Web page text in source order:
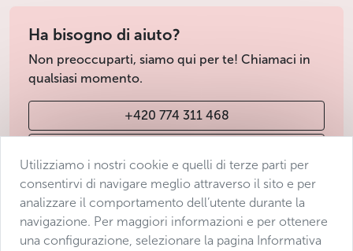
Ha bisogno di aiuto?
Non preoccuparti, siamo qui per te! Chiamaci in
qualsiasi momento.
+420 774 311 468
Condizioni di vendita
Protezione dei dati
Utilizziamo i nostri cookie e quelli di terze parti per
consentirvi di navigare meglio attraverso il sito e per
analizzare il comportamento dell’utente durante la
navigazione. Per maggiori informazioni e per ottenere
una configurazione, selezionare la pagina Informativa